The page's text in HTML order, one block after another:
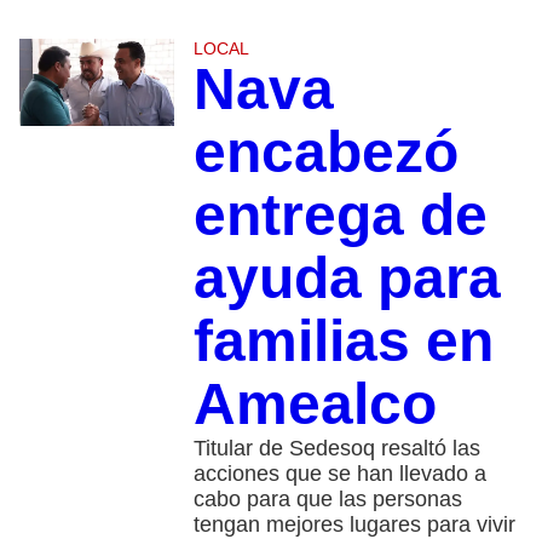
LOCAL
Nava
encabezó
entrega de
ayuda para
familias en
Amealco
Titular de Sedesoq resaltó las
acciones que se han llevado a
cabo para que las personas
tengan mejores lugares para vivir